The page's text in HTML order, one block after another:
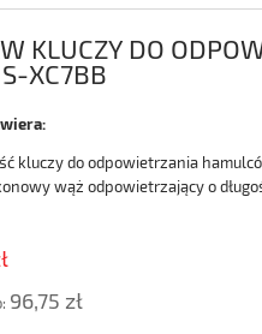
KLUCZY DO
XC7BB
kluczy do odpowietrzania
wąż odpowietrzający o
96,75 zł